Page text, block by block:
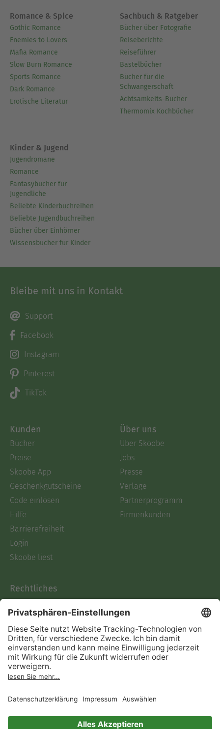
Romance & Spice
Gothic Romance
Enemies to Lovers
Mafia Romance
Slow Burn Romance
Sports Romance
Dark Romance
Erotische Literatur
Sachbuch & Ratgeber
Bücher über Fotografie
Reiseberichte
Reiseführer
Bastelbücher
Bücher für die
Schwangerschaft
Achtsamkeits-Bücher
Thermomix Kochbücher
Kinder & Jugend
Jugendromane
Romance
Fantasybücher für
Jugendliche
Beliebte Kinderbuchreihen
Beliebte Jugendbuchreihen
Bücher über Einhörner
Wissensbücher für Kinder
Bleibe mit uns in Kontakt
Support
Facebook
Instagram
Pinterest
TikTok
Kunden
Bücher
Preise
Skoobe App
Geschenkgutscheine
Code einlösen
Hilfe
Barrierefreiheit
Login
Skoobe liest
Über uns
Über Skoobe
Jobs
Presse
Verlage
Partnerprogramm
Firmenkunden
Rechtliches
AGB
Informationen nach Data
Act
Verträge hier kündigen
Impressum